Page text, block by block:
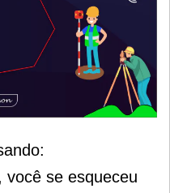
você se esqueceu